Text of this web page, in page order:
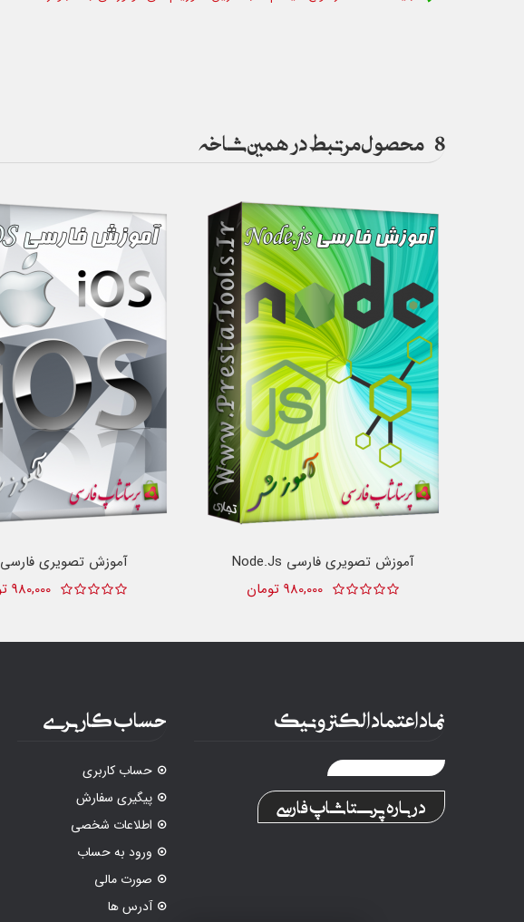
8 محصول مرتبط در همین شاخه
آموزش تصویری فارسی IOS
980,000 تومان
آموزش تصویری فارسی Node.js
980,000 تومان
نماد اعتماد الکترونیک
درباره پرستاشاپ فارسی
حساب کاربری
حساب کاربری
پیگیری سفارش
اطلاعات شخصی
ورود به حساب
صورت مالی
آدرس ها